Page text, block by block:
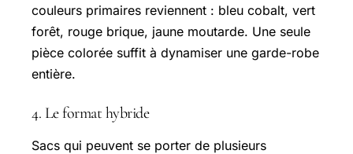
couleurs primaires reviennent : bleu cobalt, vert
forêt, rouge brique, jaune moutarde. Une seule
pièce colorée suffit à dynamiser une garde-robe
entière.
4. Le format hybride
Sacs qui peuvent se porter de plusieurs